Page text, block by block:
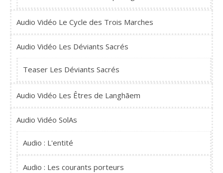
Audio Vidéo Le Cycle des Trois Marches
Audio Vidéo Les Déviants Sacrés
Teaser Les Déviants Sacrés
Audio Vidéo Les Êtres de Langhãem
Audio Vidéo SolAs
Audio : L'entité
Audio : Les courants porteurs